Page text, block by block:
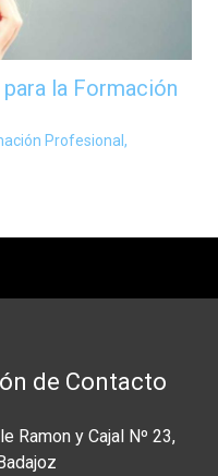
la Formación
Profesional ,
de Contacto
Ramon y Cajal Nº 23,